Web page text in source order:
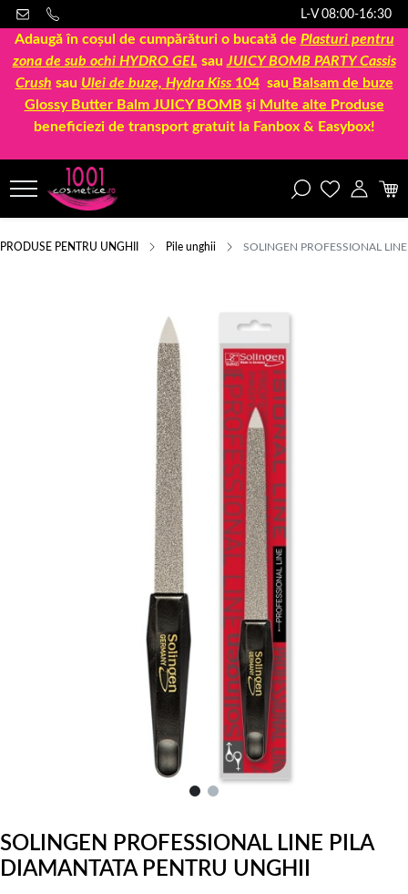
L-V 08:00-16:30
Adaugă în coșul de cumpărături o bucată de Plasturi pentru
zona de sub ochi HYDRO GEL sau JUICY BOMB PARTY Cassis
Crush sau Ulei de buze, Hydra Kiss 104sau Balsam de buze
Glossy Butter Balm JUICY BOMB și Multe alte Produse
beneficiezi de transport gratuit la Fanbox & Easybox!
PRODUSE PENTRU UNGHII Pile unghii SOLINGEN PROFESSIONAL
SOLINGEN PROFESSIONAL LINE PILA
DIAMANTATA PENTRU UNGHII